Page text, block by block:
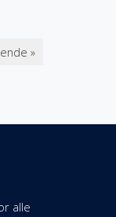
»
alle